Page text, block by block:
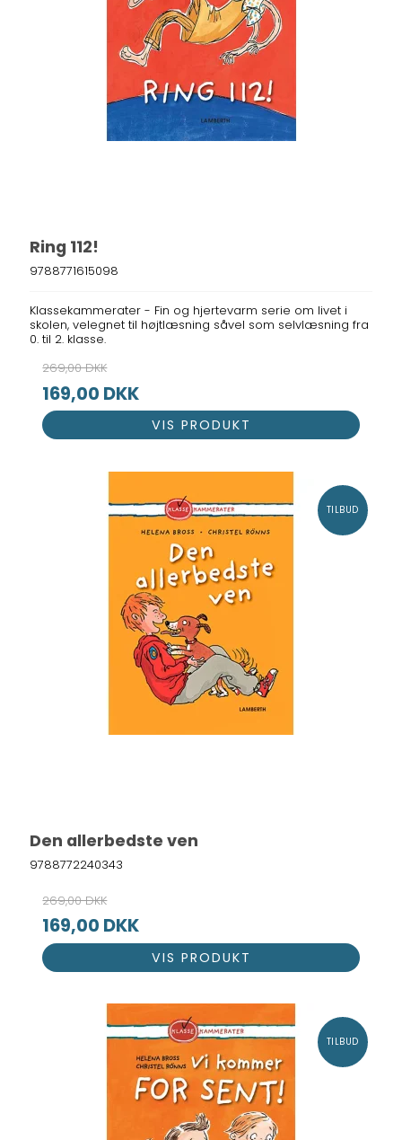
Ring 112!
9788771615098
Klassekammerater - Fin og hjertevarm serie om livet i
skolen, velegnet til højtlæsning såvel som selvlæsning fra
0. til 2. klasse.
269,00 DKK
169,00 DKK
VIS PRODUKT
TILBUD
Den allerbedste ven
9788772240343
269,00 DKK
169,00 DKK
VIS PRODUKT
TILBUD